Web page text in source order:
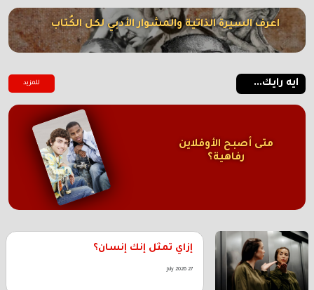
اعرف السيرة الذاتية والمشوار الأدبي لكل الكُتاب
ايه رايك... للمزيد
متى أصبح الأوفلاين
رفاهية؟
إزاي تمثل إنك إنسان؟
27 July 2026